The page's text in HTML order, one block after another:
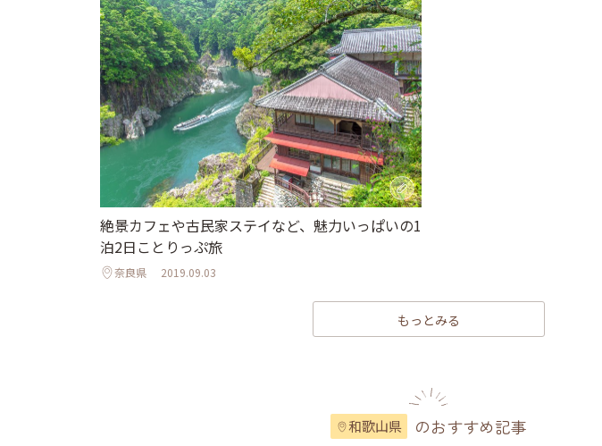
絶景カフェや古民家ステイなど、魅力いっぱいの1
泊2日ことりっぷ旅
奈良県 2019.09.03
もっとみる
和歌山県 のおすすめ記事